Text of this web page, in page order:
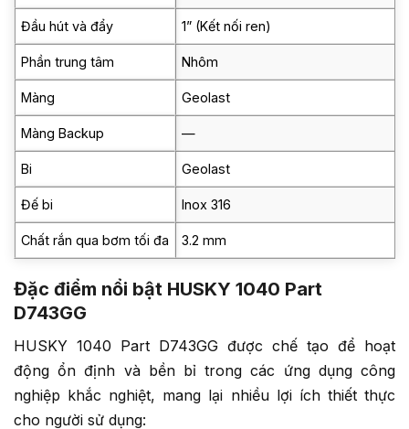
Đầu hút và đẩy 1” (Kết nối ren)
Phần trung tâm Nhôm
Màng Geolast
Màng Backup —
Bi Geolast
Đế bi Inox 316
Chất rắn qua bơm tối đa 3.2 mm
Đặc điểm nổi bật HUSKY 1040 Part
D743GG
HUSKY 1040 Part D743GG được chế tạo để hoạt
động ổn định và bền bỉ trong các ứng dụng công
nghiệp khắc nghiệt, mang lại nhiều lợi ích thiết thực
cho người sử dụng: